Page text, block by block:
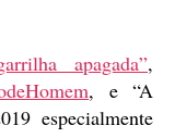
apagada”,
, e “A
especialmente